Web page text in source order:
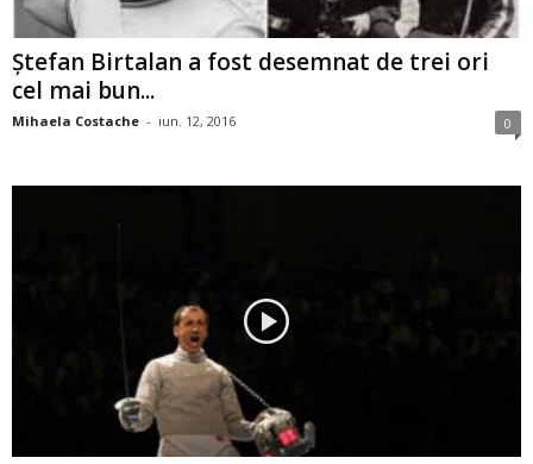
Ștefan Birtalan a fost desemnat de trei ori
cel mai bun...
Mihaela Costache - iun. 12, 2016 0